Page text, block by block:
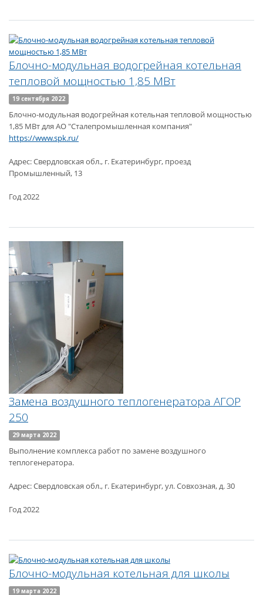
Блочно-модульная водогрейная котельная
тепловой мощностью 1,85 МВт
19 сентября 2022
Блочно-модульная водогрейная котельная тепловой мощностью
1,85 МВт для АО "Сталепромышленная компания"
https://www.spk.ru/
Адрес: Свердловская обл., г. Екатеринбург, проезд
Промышленный, 13
Год 2022
Замена воздушного теплогенератора АГОР
250
29 марта 2022
Выполнение комплекса работ по замене воздушного
теплогенератора.
Адрес: Свердловская обл., г. Екатеринбург, ул. Совхозная, д. 30
Год 2022
Блочно-модульная котельная для школы
19 марта 2022